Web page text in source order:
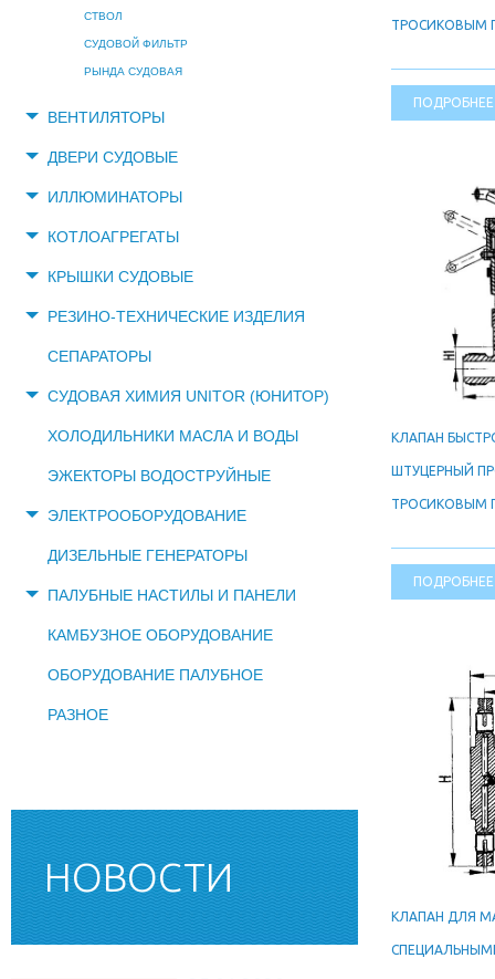
СТВОЛ
СУДОВОЙ ФИЛЬТР
РЫНДА СУДОВАЯ
ВЕНТИЛЯТОРЫ
ДВЕРИ СУДОВЫЕ
ИЛЛЮМИНАТОРЫ
КОТЛОАГРЕГАТЫ
КРЫШКИ СУДОВЫЕ
РЕЗИНО-ТЕХНИЧЕСКИЕ ИЗДЕЛИЯ
СЕПАРАТОРЫ
СУДОВАЯ ХИМИЯ UNITOR (ЮНИТОР)
ХОЛОДИЛЬНИКИ МАСЛА И ВОДЫ
ЭЖЕКТОРЫ ВОДОСТРУЙНЫЕ
ЭЛЕКТРООБОРУДОВАНИЕ
ДИЗЕЛЬНЫЕ ГЕНЕРАТОРЫ
ПАЛУБНЫЕ НАСТИЛЫ И ПАНЕЛИ
КАМБУЗНОЕ ОБОРУДОВАНИЕ
ОБОРУДОВАНИЕ ПАЛУБНОЕ
РАЗНОЕ
НОВОСТИ
ТРОСИКОВЫМ
ПОДРОБНЕЕ
КЛАПАН
ШТУЦЕРНЫЙ
ТРОСИКОВЫМ
ПОДРОБНЕЕ
КЛАПАН ДЛЯ